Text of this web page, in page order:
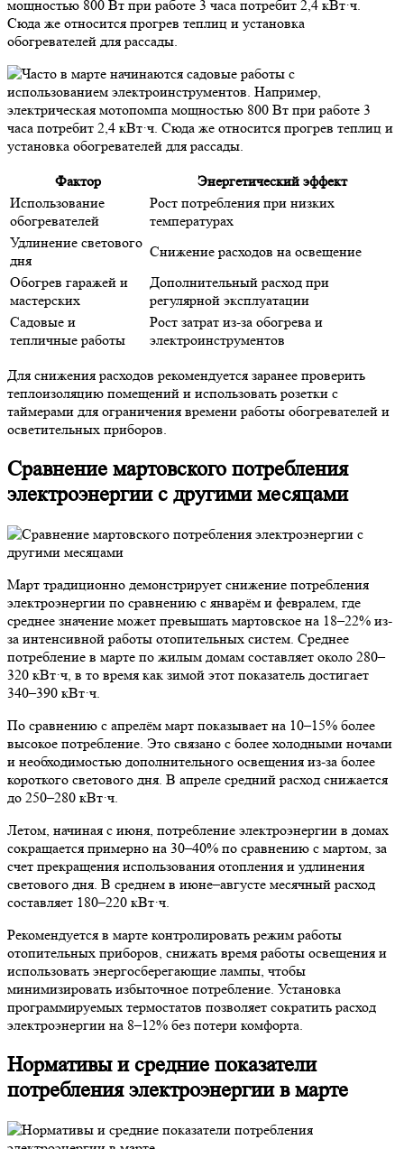
мощностью 800 Вт при работе 3 часа потребит 2,4 кВт·ч.
Сюда же относится прогрев теплиц и установка
обогревателей для рассады.
Фактор
Энергетический эффект
Использование
обогревателей
Рост потребления при низких
температурах
Удлинение светового
дня
Снижение расходов на освещение
Обогрев гаражей и
мастерских
Дополнительный расход при
регулярной эксплуатации
Садовые и
тепличные работы
Рост затрат из-за обогрева и
электроинструментов
Для снижения расходов рекомендуется заранее проверить
теплоизоляцию помещений и использовать розетки с
таймерами для ограничения времени работы обогревателей и
осветительных приборов.
Сравнение мартовского потребления
электроэнергии с другими месяцами
Март традиционно демонстрирует снижение потребления
электроэнергии по сравнению с январём и февралем, где
среднее значение может превышать мартовское на 18–22% из-
за интенсивной работы отопительных систем. Среднее
потребление в марте по жилым домам составляет около 280–
320 кВт·ч, в то время как зимой этот показатель достигает
340–390 кВт·ч.
По сравнению с апрелём март показывает на 10–15% более
высокое потребление. Это связано с более холодными ночами
и необходимостью дополнительного освещения из-за более
короткого светового дня. В апреле средний расход снижается
до 250–280 кВт·ч.
Летом, начиная с июня, потребление электроэнергии в домах
сокращается примерно на 30–40% по сравнению с мартом, за
счет прекращения использования отопления и удлинения
светового дня. В среднем в июне–августе месячный расход
составляет 180–220 кВт·ч.
Рекомендуется в марте контролировать режим работы
отопительных приборов, снижать время работы освещения и
использовать энергосберегающие лампы, чтобы
минимизировать избыточное потребление. Установка
программируемых термостатов позволяет сократить расход
электроэнергии на 8–12% без потери комфорта.
Нормативы и средние показатели
потребления электроэнергии в марте